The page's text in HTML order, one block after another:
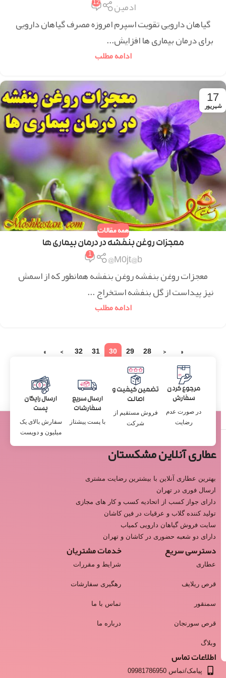
ادمین
گیاهان دارویی تقویت اسپرم امروزه مصرف گیاهان دارویی
برای درمان بیماری ها افزایش...
ادامه مطلب
17
شهریور
همه مقالات
معجزات روغن بنفشه در درمان بیماری ها
M0jt@b@
1
معجزات روغن بنفشه روغن بنفشه همانطور که از اسمش
نیز پیداست از گل بنفشه استخراج ...
ادامه مطلب
«
‹
28
29
30
31
32
›
»
مرجوع کردن
سفارش
در صورت عدم
رضایت
تضمین کیفیت و
اصالت
فروش مستقیم از
شرکت
ارسال سریع
سفارشات
با پست پیشتاز
ارسال رایگان
پست
سفارش بالای یک
میلیون و دویست
عطاری آنلاین مشکستان
بهترین عطاری آنلاین با بیشترین رضایت مشتری
ارسال فوری در تهران
دارای جواز کسب از اتحادیه کسب و کار های مجازی
تولید کننده گلاب و عرقیات در فین کاشان
سایت فروش گیاهان دارویی کمیاب
دارای دو شعبه حضوری در کاشان و تهران
دسترسی سریع
عطاری
قرص ریلایف
سمنقور
قرص سورنجان
وبلاگ
خدمات مشتریان
شرایط و مقررات
رهگیری سفارشات
تماس با ما
درباره ما
اطلاعات تماس
پیامک/تماس 09981786950